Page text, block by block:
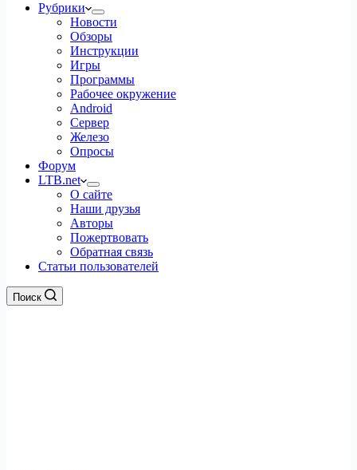
Рубрики
Новости
Обзоры
Инструкции
Игры
Программы
Рабочее окружение
Android
Сервер
Железо
Опросы
Форум
LTB.net
О сайте
Наши друзья
Авторы
Пожертвовать
Обратная связь
Статьи пользователей
Поиск